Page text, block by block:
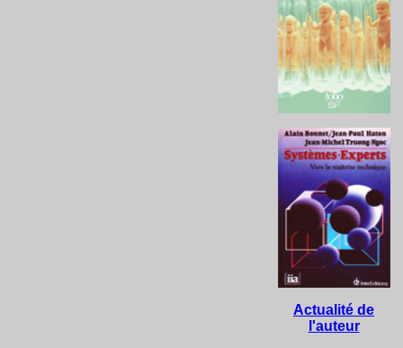
Actualité de
l'auteur